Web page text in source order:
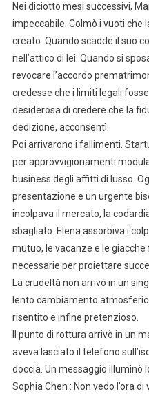
Nei diciotto mesi successivi,
impeccabile. Colmò i vuoti che
creato. Quando scadde il suo
nell’attico di lei. Quando si
revocare l’accordo
credesse che i limiti legali
desiderosa di credere che la
dedizione, acconsentì.
Poi arrivarono i fallimenti.
per approvvigionamenti
business degli affitti di lusso.
presentazione e un urgente
incolpava il mercato, la
sbagliato. Elena assorbiva i
mutuo, le vacanze e le
necessarie per proiettare
La crudeltà non arrivò in un
lento cambiamento
risentito e infine pretenzioso.
Il punto di rottura arrivò in un
aveva lasciato il telefono
doccia. Un messaggio illuminò
Sophia Chen : Non vedo l’ora